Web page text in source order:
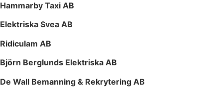
Hammarby Taxi AB
Elektriska Svea AB
Ridiculam AB
Björn Berglunds Elektriska AB
De Wall Bemanning & Rekrytering AB